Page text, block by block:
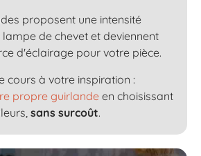
proposent une intensité
de chevet et deviennent
d'éclairage pour votre pièce.
cours à votre inspiration :
propre guirlande en choisissant
sans surcoût.